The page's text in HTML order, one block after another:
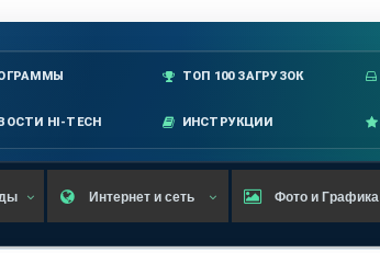
ТОП 100 ЗАГРУЗОК
HI-TECH ИНСТРУКЦИИ
Интернет и сеть Фото и Графика